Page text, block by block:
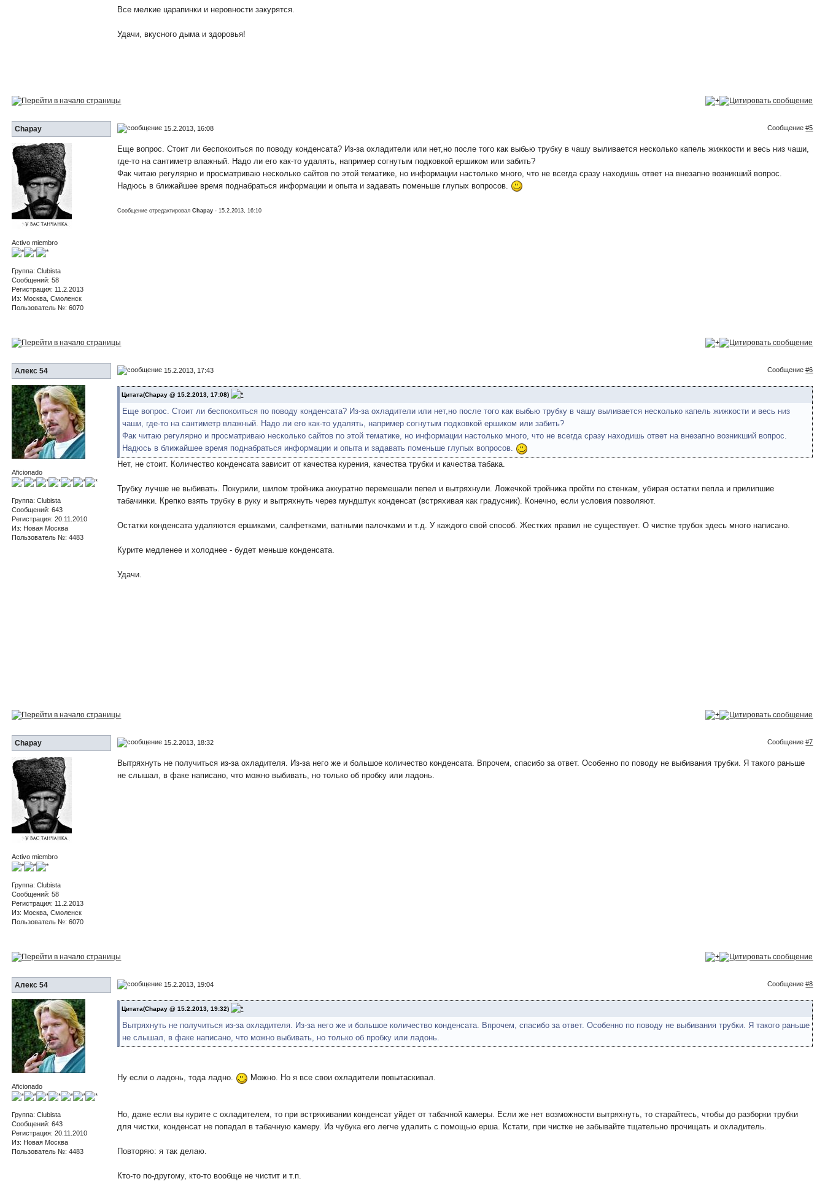
Все мелкие царапинки и неровности закурятся.
Удачи, вкусного дыма и здоровья!
Chapay 15.2.2013, 16:08 Сообщение#5
Activo miembro
Группа: Clubista
Сообщений: 58
Регистрация: 11.2.2013
Из: Москва, Смоленск
Пользователь №: 6070
Еще вопрос. Стоит ли беспокоиться по поводу конденсата? Из-за охладители или нет,но после того как выбью трубку в чашу выливается несколько капель жижкости и весь низ чаши,
где-то на сантиметр влажный. Надо ли его как-то удалять, например согнутым подковкой ершиком или забить?
Фак читаю регулярно и просматриваю несколько сайтов по этой тематике, но информации настолько много, что не всегда сразу находишь ответ на внезапно возникший вопрос.
Надюсь в ближайшее время поднабраться информации и опыта и задавать поменьше глупых вопросов.
Сообщение отредактировалChapay - 15.2.2013, 16:10
Алекс 54 15.2.2013, 17:43 Сообщение#6
Aficionado
Группа: Clubista
Сообщений: 643
Регистрация: 20.11.2010
Из: Новая Москва
Пользователь №: 4483
Цитата(Chapay @ 15.2.2013, 17:08)
Еще вопрос. Стоит ли беспокоиться по поводу конденсата? Из-за охладители или нет,но после того как выбью трубку в чашу выливается несколько капель жижкости и весь низ
чаши, где-то на сантиметр влажный. Надо ли его как-то удалять, например согнутым подковкой ершиком или забить?
Фак читаю регулярно и просматриваю несколько сайтов по этой тематике, но информации настолько много, что не всегда сразу находишь ответ на внезапно возникший вопрос.
Надюсь в ближайшее время поднабраться информации и опыта и задавать поменьше глупых вопросов.
Нет, не стоит. Количество конденсата зависит от качества курения, качества трубки и качества табака.
Трубку лучше не выбивать. Покурили, шилом тройника аккуратно перемешали пепел и вытряхнули. Ложечкой тройника пройти по стенкам, убирая остатки пепла и прилипшие
табачинки. Крепко взять трубку в руку и вытряхнуть через мундштук конденсат (встряхивая как градусник). Конечно, если условия позволяют.
Остатки конденсата удаляются ершиками, салфетками, ватными палочками и т.д. У каждого свой способ. Жестких правил не существует. О чистке трубок здесь много написано.
Курите медленее и холоднее - будет меньше конденсата.
Удачи.
Chapay 15.2.2013, 18:32 Сообщение#7
Activo miembro
Группа: Clubista
Сообщений: 58
Регистрация: 11.2.2013
Из: Москва, Смоленск
Пользователь №: 6070
Вытряхнуть не получиться из-за охладителя. Из-за него же и большое количество конденсата. Впрочем, спасибо за ответ. Особенно по поводу не выбивания трубки. Я такого раньше
не слышал, в факе написано, что можно выбивать, но только об пробку или ладонь.
Алекс 54 15.2.2013, 19:04 Сообщение#8
Aficionado
Группа: Clubista
Сообщений: 643
Регистрация: 20.11.2010
Из: Новая Москва
Пользователь №: 4483
Цитата(Chapay @ 15.2.2013, 19:32)
Вытряхнуть не получиться из-за охладителя. Из-за него же и большое количество конденсата. Впрочем, спасибо за ответ. Особенно по поводу не выбивания трубки. Я такого раньше
не слышал, в факе написано, что можно выбивать, но только об пробку или ладонь.
Ну если о ладонь, тода ладно. Можно. Но я все свои охладители повытаскивал.
Но, даже если вы курите с охладителем, то при встряхивании конденсат уйдет от табачной камеры. Если же нет возможности вытряхнуть, то старайтесь, чтобы до разборки трубки
для чистки, конденсат не попадал в табачную камеру. Из чубука его легче удалить с помощью ерша. Кстати, при чистке не забывайте тщательно прочищать и охладитель.
Повторяю: я так делаю.
Кто-то по-другому, кто-то вообще не чистит и т.п.